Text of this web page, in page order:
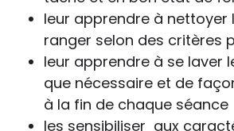
leur apprendre à nettoyer
ranger selon des critères
leur apprendre à se laver
que nécessaire et de
à la fin de chaque séance
les sensibiliser aux